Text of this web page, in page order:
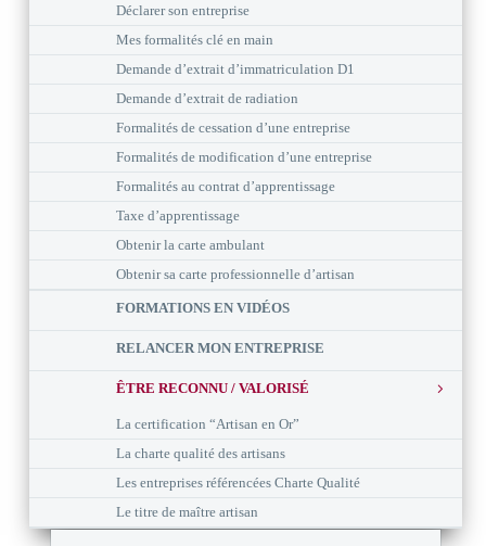
Déclarer son entreprise
Mes formalités clé en main
Demande d’extrait d’immatriculation D1
Demande d’extrait de radiation
Formalités de cessation d’une entreprise
Formalités de modification d’une entreprise
Formalités au contrat d’apprentissage
Taxe d’apprentissage
Obtenir la carte ambulant
Obtenir sa carte professionnelle d’artisan
FORMATIONS EN VIDÉOS
RELANCER MON ENTREPRISE
ÊTRE RECONNU / VALORISÉ
La certification “Artisan en Or”
La charte qualité des artisans
Les entreprises référencées Charte Qualité
Le titre de maître artisan